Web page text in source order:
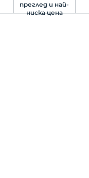
преглед и най-
ниска цена